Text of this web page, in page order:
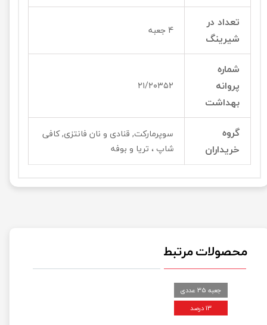
تعداد در
شیرینگ
4 جعبه
شماره
پروانه
بهداشت
۲۱/۲۰۳۵2
گروه
خریداران
سوپرمارکت, قنادی و نان فانتزی, کافی
شاپ ، تریا و بوفه
محصولات مرتبط
جعبه 35 عددی
۱۳ درصد